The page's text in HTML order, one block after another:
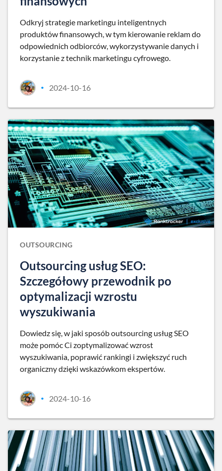
Odkryj strategie marketingu inteligentnych
produktów finansowych, w tym kierowanie reklam do
odpowiednich odbiorców, wykorzystywanie danych i
korzystanie z technik marketingu cyfrowego.
• 2024-10-16
OUTSOURCING
Outsourcing usług SEO:
Szczegółowy przewodnik po
optymalizacji wzrostu
wyszukiwania
Dowiedz się, w jaki sposób outsourcing usług SEO
może pomóc Ci zoptymalizować wzrost
wyszukiwania, poprawić rankingi i zwiększyć ruch
organiczny dzięki wskazówkom ekspertów.
• 2024-10-16